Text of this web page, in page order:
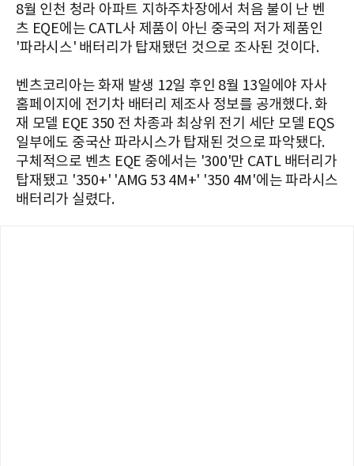
8월 인천 청라 아파트 지하주차장에서 처음 불이 난 벤
츠 EQE에는 CATL사 제품이 아닌 중국의 저가 제품인
'파라시스' 배터리가 탑재됐던 것으로 조사된 것이다.
벤츠코리아는 화재 발생 12일 후인 8월 13일에야 자사
홈페이지에 전기차 배터리 제조사 정보를 공개했다. 화
재 모델 EQE 350 전 차종과 최상위 전기 세단 모델 EQS
일부에도 중국산 파라시스가 탑재된 것으로 파악됐다.
구체적으로 벤츠 EQE 중에서는 '300'만 CATL 배터리가
탑재됐고 '350+' 'AMG 53 4M+' '350 4M'에는 파라시스
배터리가 실렸다.